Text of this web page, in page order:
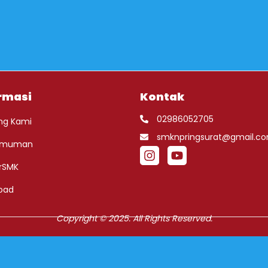
Kami
Kontak
02986052705
Copyright © 2025. All Rights Reserved.